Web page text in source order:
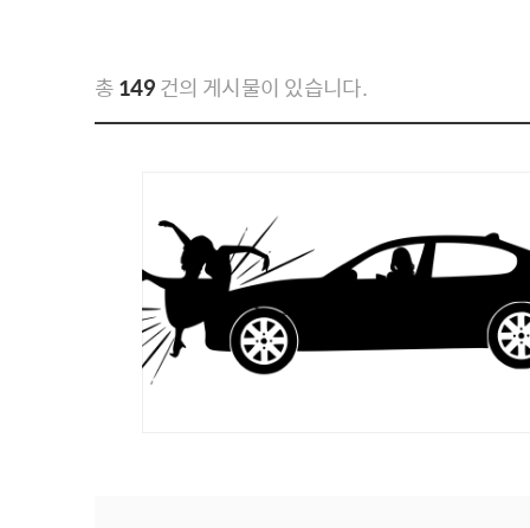
총149건의 게시물이 있습니다.